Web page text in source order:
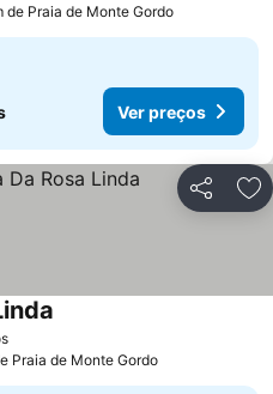
de Praia de Monte Gordo
Ver preços
Partilhar
Praia de Monte Gordo